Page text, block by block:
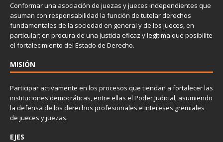
Conformar una asociación de juezas y jueces independientes que
asuman con responsabilidad la función de tutelar derechos
fundamentales de la sociedad en general y de los jueces, en
particular; en procura de una justicia eficaz y legítima que posibilite
el fortalecimiento del Estado de Derecho.
MISIÓN
Participar activamente en los procesos que tiendan a fortalecer las
instituciones democráticas, entre ellas el Poder Judicial, asumiendo
la defensa de los derechos profesionales e intereses gremiales
de jueces y juezas.
EJES